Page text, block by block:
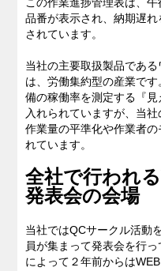
この作業進捗管理表は、
品番が表示され、納期遅
されています。
当社の主要取扱製品であ
は、労働集約型の産業で
備の稼働率を測定する『
入れられていますが、当
作業量の平準化や作業者
れています。
全社で行われ
発表会の会場
当社ではQCサークル活動
員が集まって発表会を行
によって２年前からは